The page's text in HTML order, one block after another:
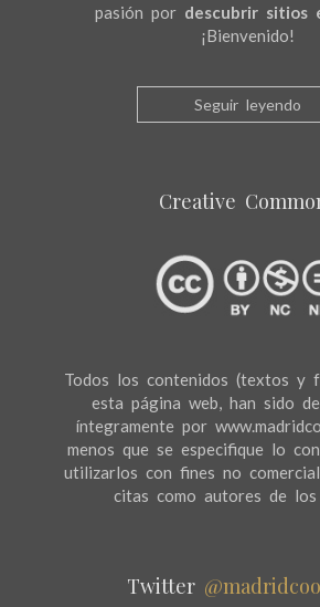
pasión por descubrir sitios
¡Bienvenido!
Seguir leyendo
Creative
Todos los contenidos (textos y
esta página web, han sido
íntegramente por
menos que se especifique lo
utilizarlos con fines no
citas como autores de los
Twitter